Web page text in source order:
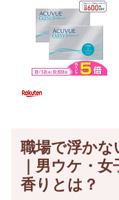
職場で浮かな
｜男ウケ・
香りとは？